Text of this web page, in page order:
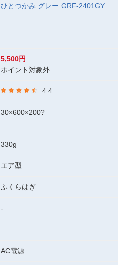
ひとつかみ グレー GRF-2401GY
5,500円
ポイント対象外
4.4
30×600×200?
330g
エア型
ふくらはぎ
-
AC電源